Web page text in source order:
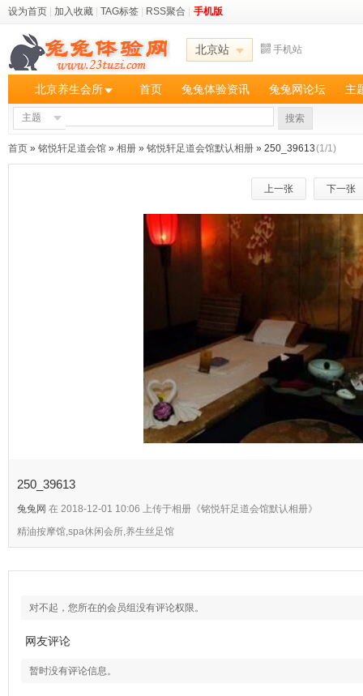
设为首页 加入收藏 TAG标签 RSS聚合 手机版
北京站 手机站
北京养生会所 首页 兔兔体验资讯 兔兔网论坛 主
主题 搜索
首页 » 铭悦轩足道会馆 » 相册 » 铭悦轩足道会馆默认相册 » 250_39613(1/1)
上一张 下一张
250_39613
兔兔网 在 2018-12-01 10:06 上传于相册《铭悦轩足道会馆默认相册》
精油按摩馆,spa休闲会所,养生丝足馆
对不起，您所在的会员组没有评论权限。
网友评论
暂时没有评论信息。